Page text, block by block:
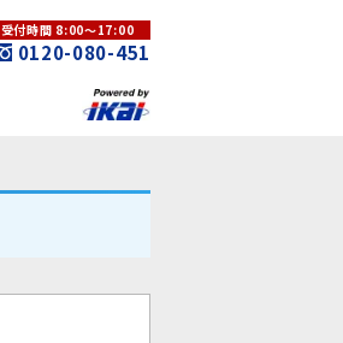
受付時間 8:00～17:00
0120-080-451